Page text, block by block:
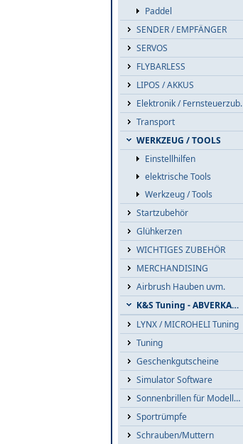
Paddel
SENDER / EMPFÄNGER
SERVOS
FLYBARLESS
LIPOS / AKKUS
Elektronik / Fernsteuerzub.
Transport
WERKZEUG / TOOLS
Einstellhilfen
elektrische Tools
Werkzeug / Tools
Startzubehör
Glühkerzen
WICHTIGES ZUBEHÖR
MERCHANDISING
Airbrush Hauben uvm.
K&S Tuning - ABVERKAUF
LYNX / MICROHELI Tuning
Tuning
Geschenkgutscheine
Simulator Software
Sonnenbrillen für Modellflieger
Sportrümpfe
Schrauben/Muttern